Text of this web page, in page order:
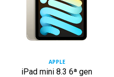
APPLE
iPad mini 8.3 6ª gen